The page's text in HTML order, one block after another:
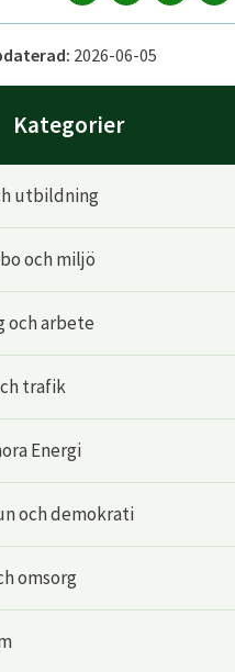
2026-06-05
Kategorier
utbildning
och miljö
och arbete
trafik
Energi
och demokrati
omsorg